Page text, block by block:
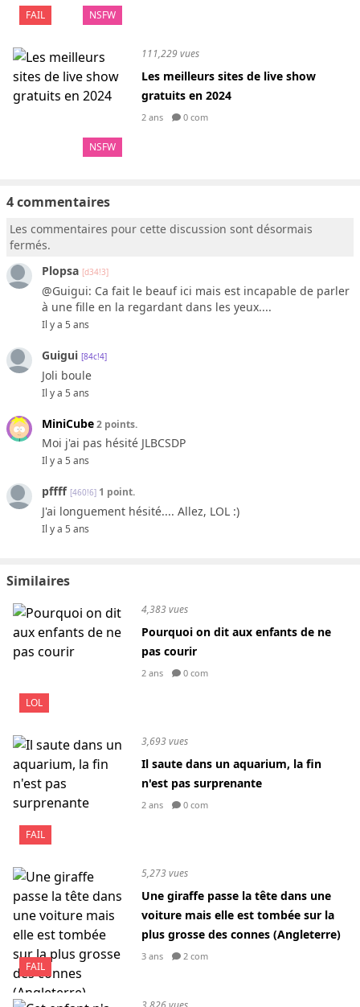
FAIL NSFW
NSFW
111,229 vues
Les meilleurs sites de live show
gratuits en 2024
2 ans 0 com
4 commentaires
Les commentaires pour cette discussion sont désormais
fermés.
Plopsa [d34!3]
@Guigui: Ca fait le beauf ici mais est incapable de parler
à une fille en la regardant dans les yeux....
Il y a 5 ans
Guigui [84c!4]
Joli boule
Il y a 5 ans
MiniCube2 points.
Moi j'ai pas hésité JLBCSDP
Il y a 5 ans
pffff [460!6] 1 point.
J'ai longuement hésité.... Allez, LOL :)
Il y a 5 ans
Similaires
LOL
4,383 vues
Pourquoi on dit aux enfants de ne
pas courir
2 ans 0 com
FAIL
3,693 vues
Il saute dans un aquarium, la fin
n'est pas surprenante
2 ans 0 com
FAIL
5,273 vues
Une giraffe passe la tête dans une
voiture mais elle est tombée sur la
plus grosse des connes (Angleterre)
3 ans 2 com